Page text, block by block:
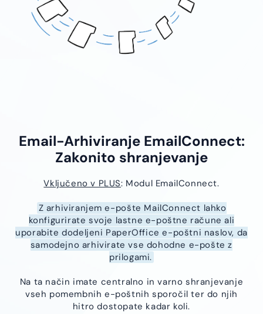
Email-Arhiviranje EmailConnect:
Zakonito shranjevanje
Vključeno v PLUS: Modul EmailConnect.
Z arhiviranjem e-pošte MailConnect lahko
konfigurirate svoje lastne e-poštne račune ali
uporabite dodeljeni PaperOffice e-poštni naslov, da
samodejno arhivirate vse dohodne e-pošte z
prilogami.
Na ta način imate centralno in varno shranjevanje
vseh pomembnih e-poštnih sporočil ter do njih
hitro dostopate kadar koli.